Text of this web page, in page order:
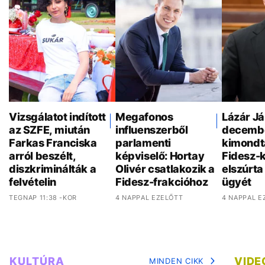
Vizsgálatot indított
az SZFE, miután
Farkas Franciska
arról beszélt,
diszkriminálták a
felvételin
TEGNAP 11:38 -KOR
Megafonos
influenszerből
parlamenti
képviselő: Hortay
Olivér csatlakozik a
Fidesz-frakcióhoz
4 NAPPAL EZELŐTT
Lázár
Fidesz-
ügyét
4 NAPPAL
KULTÚRA MINDEN CIKK